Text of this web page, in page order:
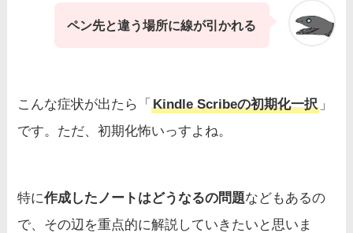
ペン先と違う場所に線が引かれる
こんな症状が出たら「Kindle Scribeの初期化一択 」
です。ただ、初期化怖いっすよね。
特に作成したノートはどうなるの問題などもあるの
で、その辺を重点的に解説していきたいと思いま